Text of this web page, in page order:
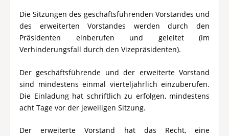
Die Sitzungen des geschäftsführenden Vorstandes und
des erweiterten Vorstandes werden durch den
Präsidenten einberufen und geleitet (im
Verhinderungsfall durch den Vizepräsidenten).
Der geschäftsführende und der erweiterte Vorstand
sind mindestens einmal vierteljährlich einzuberufen.
Die Einladung hat schriftlich zu erfolgen, mindestens
acht Tage vor der jeweiligen Sitzung.
Der erweiterte Vorstand hat das Recht, eine